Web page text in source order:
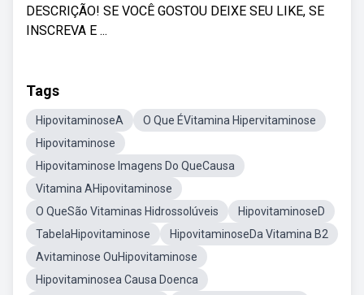
DESCRIÇÃO! SE VOCÊ GOSTOU DEIXE SEU LIKE, SE
INSCREVA E ...
Tags
HipovitaminoseA
O Que ÉVitamina Hipervitaminose
Hipovitaminose
Hipovitaminose Imagens Do QueCausa
Vitamina AHipovitaminose
O QueSão Vitaminas Hidrossolúveis
HipovitaminoseD
TabelaHipovitaminose
HipovitaminoseDa Vitamina B2
Avitaminose OuHipovitaminose
Hipovitaminosea Causa Doenca